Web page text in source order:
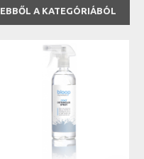
EBBŐL A KATEGÓRIÁBÓL